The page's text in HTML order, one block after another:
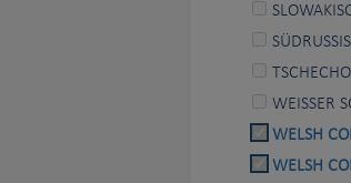
WEISSER
WELSH
WELSH